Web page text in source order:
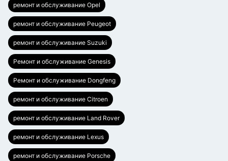
ремонт и обслуживание Opel
ремонт и обслуживание Peugeot
ремонт и обслуживание Suzuki
Ремонт и обслуживание Genesis
Ремонт и обслуживание Dongfeng
ремонт и обслуживание Citroen
ремонт и обслуживание Land Rover
ремонт и обслуживание Lexus
ремонт и обслуживание Porsche